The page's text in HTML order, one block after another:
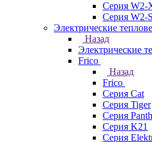
Серия W2-
Серия W2-
Электрические
Назад
Электрические
Frico
Назад
Frico
Серия Cat
Серия Tiger
Серия
Серия K21
Серия